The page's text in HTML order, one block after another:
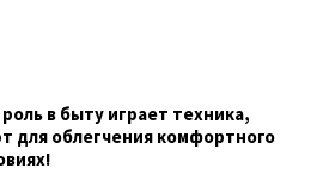
в быту играет техника,
для облегчения комфортного